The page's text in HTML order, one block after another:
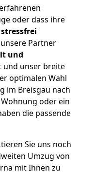
oder dass ihre
Partner
und
und unser breite
optimalen Wahl
im Breisgau nach
oder ein
die passende
Sie uns noch
Umzug von
mit Ihnen zu